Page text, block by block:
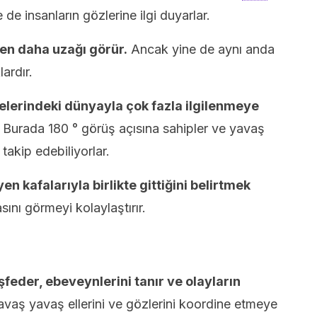
insanların gözlerine ilgi duyarlar.
daha uzağı görür. Ancak yine de aynı anda
dünyayla çok fazla ilgilenmeye
180 ° görüş açısına sahipler ve yavaş
edebiliyorlar.
kafalarıyla birlikte gittiğini belirtmek
görmeyi kolaylaştırır.
ebeveynlerini tanır ve olayların
yavaş ellerini ve gözlerini koordine etmeye